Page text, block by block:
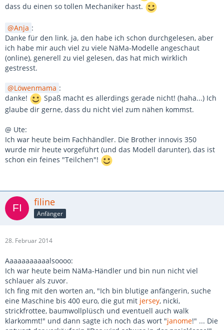
dass du einen so tollen Mechaniker hast.
Anja :
Danke für den link. ja, den habe ich schon durchgelesen, aber
ich habe mir auch viel zu viele NäMa-Modelle angeschaut
(online), generell zu viel gelesen, das hat mich wirklich
gestresst.
Löwenmama :
danke!
Spaß macht es allerdings gerade nicht! (haha...) Ich
glaube dir gerne, dass du nicht viel zum nähen kommst.
@ Ute:
Ich war heute beim Fachhändler. Die Brother innovis 350
wurde mir heute vorgeführt (und das Modell darunter), das ist
schon ein feines "Teilchen"!
filine
Anfänger
28. Februar 2014
Aaaaaaaaaaalsoooo:
Ich war heute beim NäMa-Händler und bin nun nicht viel
schlauer als zuvor.
Ich fing mit den worten an, "Ich bin blutige anfängerin, suche
eine Maschine bis 400 euro, die gut mit jersey, nicki,
strickfrottee, baumwollplüsch und eventuell auch walk
klarkommt!" und dann sagte ich noch das wort "janome!" ... Die